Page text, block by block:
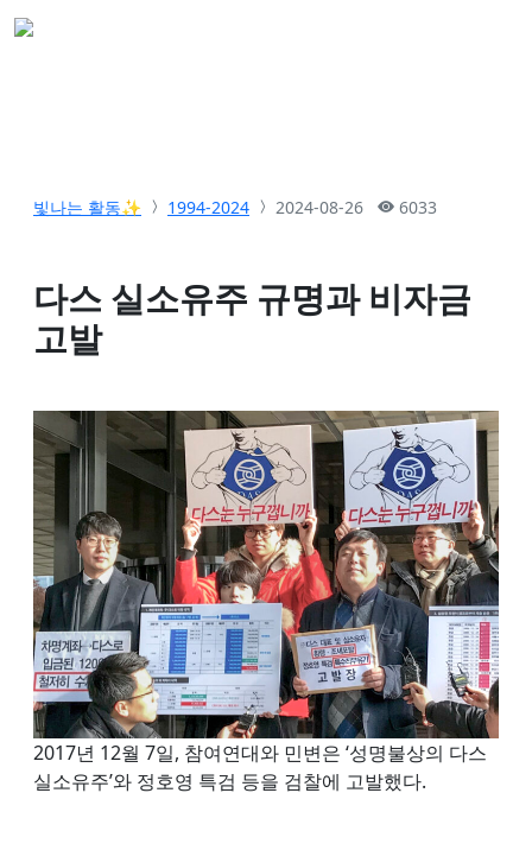
빛나는 활동✨ 1994-2024 2024-08-26 6033
다스 실소유주 규명과 비자금
고발
2017년 12월 7일, 참여연대와 민변은 ‘성명불상의 다스
실소유주’와 정호영 특검 등을 검찰에 고발했다.